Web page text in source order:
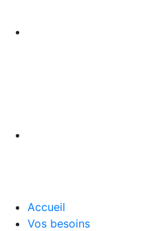
Accueil
Vos besoins